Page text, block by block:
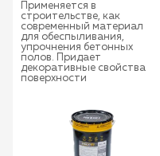
Применяется в
строительстве, как
современный материал
для обеспыливания,
упрочнения бетонных
полов. Придает
декоративные свойства
поверхности